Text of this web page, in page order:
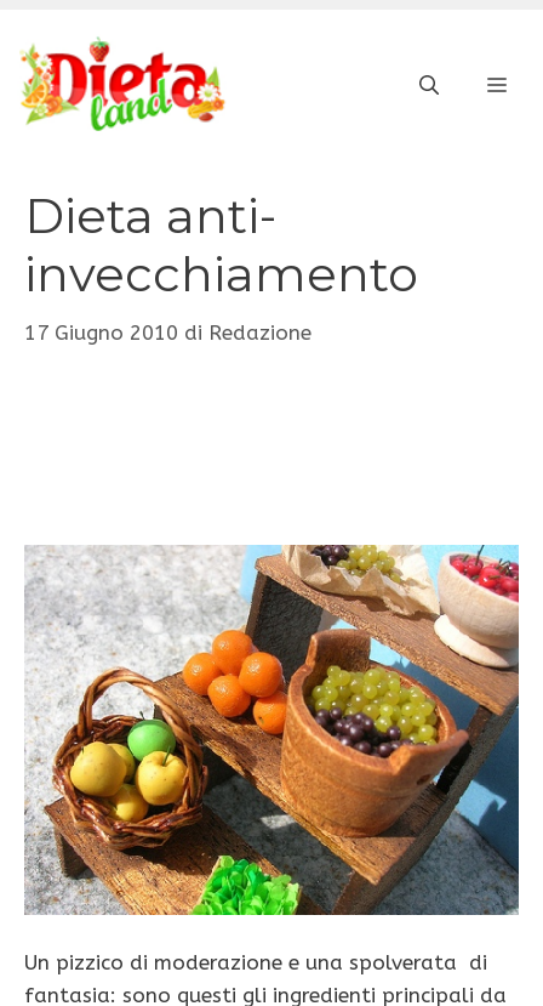
contenuto
Dieta anti-
invecchiamento
17 Giugno 2010 di Redazione
Un pizzico di moderazione e una spolverata di
fantasia: sono questi gli ingredienti principali da